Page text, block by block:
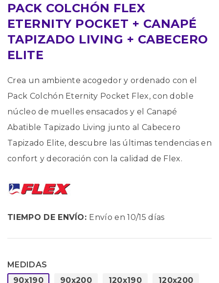
PACK COLCHÓN FLEX
ETERNITY POCKET + CANAPÉ
TAPIZADO LIVING + CABECERO
ELITE
Crea un ambiente acogedor y ordenado con el
Pack Colchón Eternity Pocket Flex, con doble
núcleo de muelles ensacados y el Canapé
Abatible Tapizado Living junto al Cabecero
Tapizado Elite, descubre las últimas tendencias en
confort y decoración con la calidad de Flex.
TIEMPO DE ENVÍO: Envío en 10/15 días
MEDIDAS
90x190
90x200 120x190 120x200